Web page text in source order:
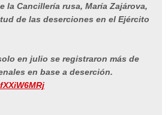
la Cancillería rusa, María Zajárova,
de las deserciones en el Ejército
en julio se registraron más de
en base a deserción.